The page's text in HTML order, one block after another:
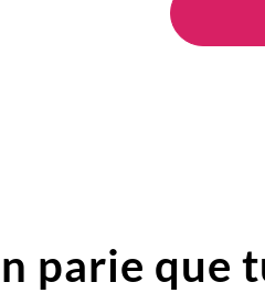
parie que